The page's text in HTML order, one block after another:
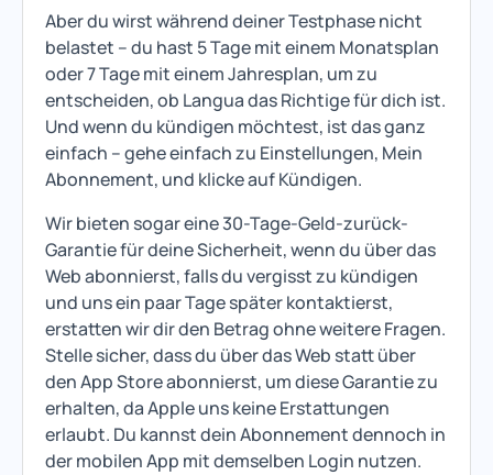
Aber du wirst während deiner Testphase nicht
belastet – du hast 5 Tage mit einem Monatsplan
oder 7 Tage mit einem Jahresplan, um zu
entscheiden, ob Langua das Richtige für dich ist.
Und wenn du kündigen möchtest, ist das ganz
einfach – gehe einfach zu Einstellungen, Mein
Abonnement, und klicke auf Kündigen.
Wir bieten sogar eine 30-Tage-Geld-zurück-
Garantie für deine Sicherheit, wenn du über das
Web abonnierst, falls du vergisst zu kündigen
und uns ein paar Tage später kontaktierst,
erstatten wir dir den Betrag ohne weitere Fragen.
Stelle sicher, dass du über das Web statt über
den App Store abonnierst, um diese Garantie zu
erhalten, da Apple uns keine Erstattungen
erlaubt. Du kannst dein Abonnement dennoch in
der mobilen App mit demselben Login nutzen.